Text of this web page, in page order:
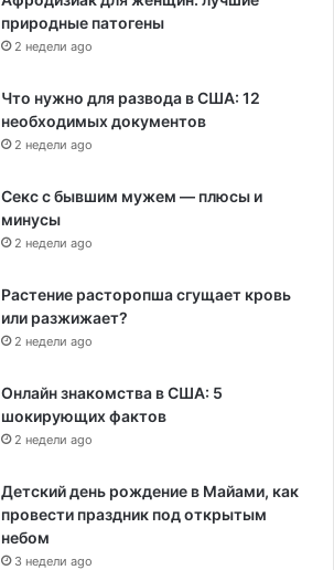
природные патогены
2 недели ago
Что нужно для развода в США: 12
необходимых документов
2 недели ago
Секс с бывшим мужем — плюсы и
минусы
2 недели ago
Растение расторопша сгущает кровь
или разжижает?
2 недели ago
Онлайн знакомства в США: 5
шокирующих фактов
2 недели ago
Детский день рождение в Майами, как
провести праздник под открытым
небом
3 недели ago